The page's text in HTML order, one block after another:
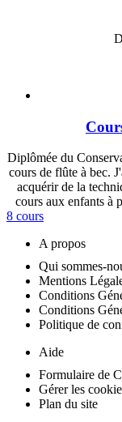
Diplômée du
cours de flûte à bec.
acquérir de la
cours aux enfants à
8 cours
A propos
Qui sommes-
Mentions
Conditions
Conditions
Politique de
Aide
Formulaire de
Gérer les
Plan du site